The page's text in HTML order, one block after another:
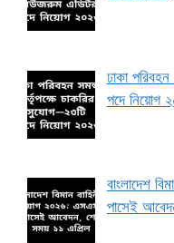
ঢাকা
পদে নিয়োগ
বাংলাদেশ
পাসেই